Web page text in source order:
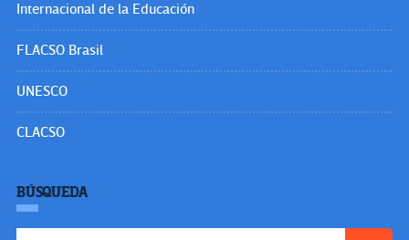
Internacional de la Educación
FLACSO Brasil
UNESCO
CLACSO
BÚSQUEDA